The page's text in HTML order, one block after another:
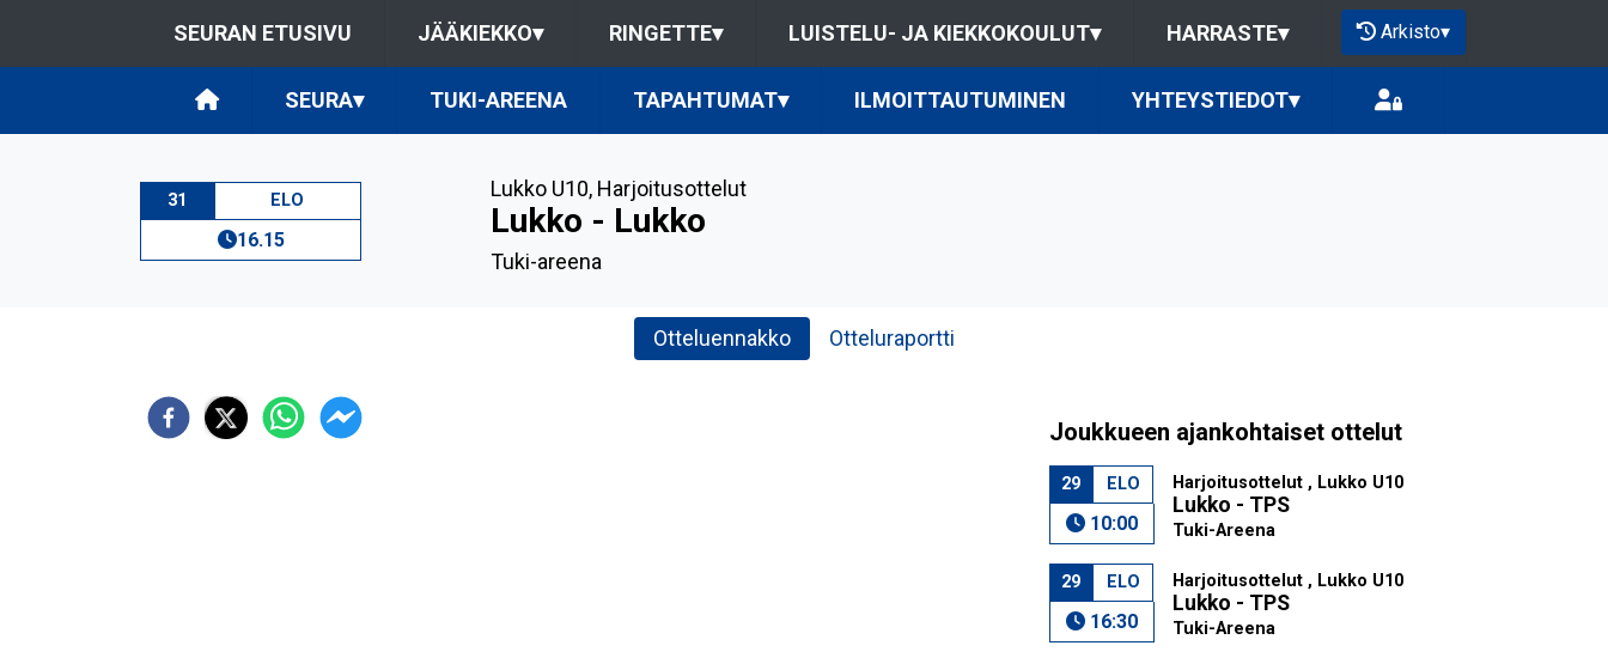
SEURAN ETUSIVU JÄÄKIEKKO▾ RINGETTE▾ LUISTELU- JA KIEKKOKOULUT▾ HARRASTE▾ Arkisto▾
SEURA▾ TUKI-AREENA TAPAHTUMAT▾ ILMOITTAUTUMINEN YHTEYSTIEDOT▾
31 ELO
16.15
Lukko U10, Harjoitusottelut
Lukko - Lukko
Tuki-areena
Otteluennakko Otteluraportti
Joukkueen ajankohtaiset ottelut
29 ELO
10:00
Harjoitusottelut , Lukko U10
Lukko - TPS
Tuki-Areena
29 ELO
16:30
Harjoitusottelut , Lukko U10
Lukko - TPS
Tuki-Areena